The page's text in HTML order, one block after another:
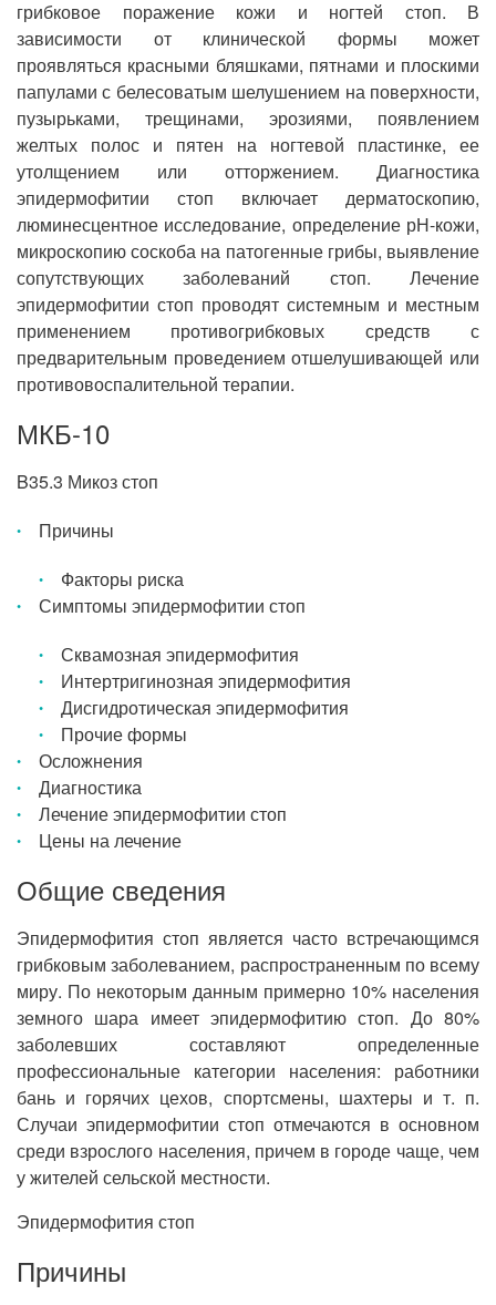
грибковое поражение кожи и ногтей стоп. В
зависимости от клинической формы может
проявляться красными бляшками, пятнами и плоскими
папулами с белесоватым шелушением на поверхности,
пузырьками, трещинами, эрозиями, появлением
желтых полос и пятен на ногтевой пластинке, ее
утолщением или отторжением. Диагностика
эпидермофитии стоп включает дерматоскопию,
люминесцентное исследование, определение рН-кожи,
микроскопию соскоба на патогенные грибы, выявление
сопутствующих заболеваний стоп. Лечение
эпидермофитии стоп проводят системным и местным
применением противогрибковых средств с
предварительным проведением отшелушивающей или
противовоспалительной терапии.
МКБ-10
B35.3 Микоз стоп
Причины
Факторы риска
Симптомы эпидермофитии стоп
Сквамозная эпидермофития
Интертригинозная эпидермофития
Дисгидротическая эпидермофития
Прочие формы
Осложнения
Диагностика
Лечение эпидермофитии стоп
Цены на лечение
Общие сведения
Эпидермофития стоп является часто встречающимся
грибковым заболеванием, распространенным по всему
миру. По некоторым данным примерно 10% населения
земного шара имеет эпидермофитию стоп. До 80%
заболевших составляют определенные
профессиональные категории населения: работники
бань и горячих цехов, спортсмены, шахтеры и т. п.
Случаи эпидермофитии стоп отмечаются в основном
среди взрослого населения, причем в городе чаще, чем
у жителей сельской местности.
Эпидермофития стоп
Причины